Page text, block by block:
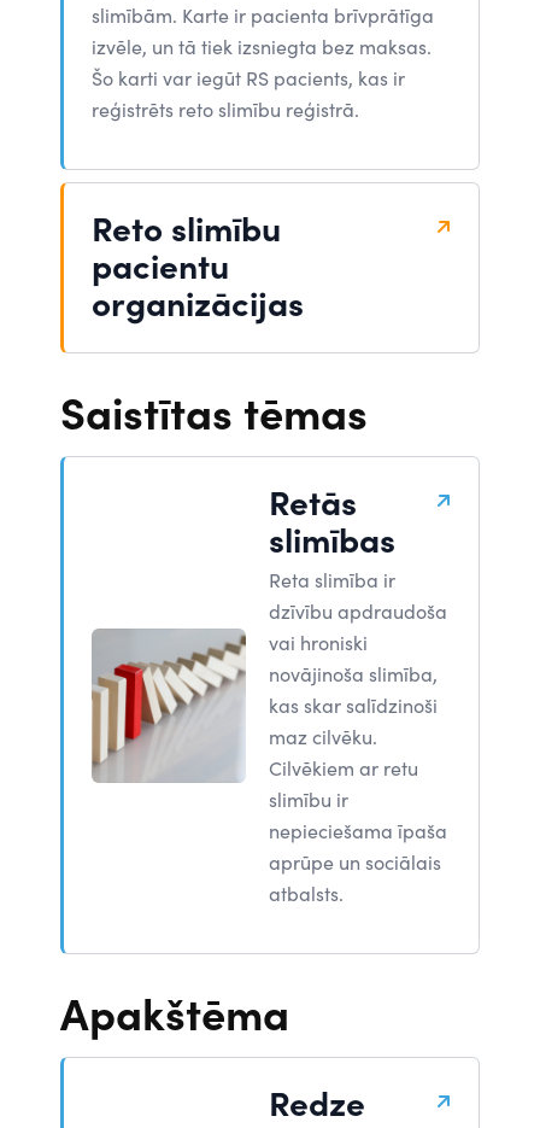
slimībām. Karte ir pacienta brīvprātīga
izvēle, un tā tiek izsniegta bez maksas.
Šo karti var iegūt RS pacients, kas ir
reģistrēts reto slimību reģistrā.
Reto slimību
pacientu
organizācijas
Saistītas tēmas
Retās
slimības
Reta slimība ir
dzīvību apdraudoša
vai hroniski
novājinoša slimība,
kas skar salīdzinoši
maz cilvēku.
Cilvēkiem ar retu
slimību ir
nepieciešama īpaša
aprūpe un sociālais
atbalsts.
Apakštēma
Redze